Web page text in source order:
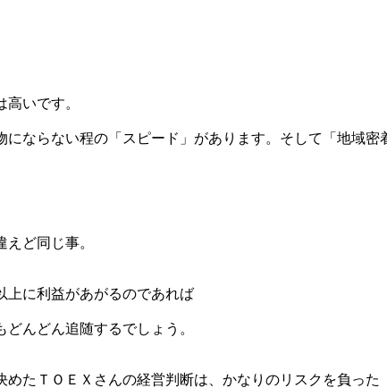
いです。
ならない程の「スピード」があります。そして「地域密
ど同じ事。
上に利益があがるのであれば
んどん追随するでしょう。
たＴＯＥＸさんの経営判断は、かなりのリスクを負った